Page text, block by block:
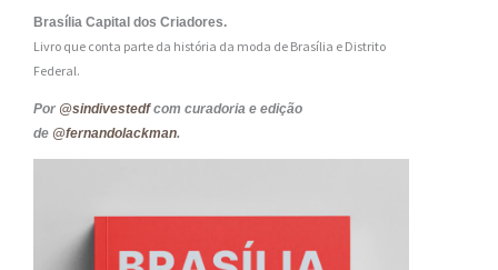
Brasília Capital dos Criadores.
Livro que conta parte da história da moda de Brasília e Distrito
Federal.
Por @sindivestedfcom curadoria e edição
de @fernandolackman.